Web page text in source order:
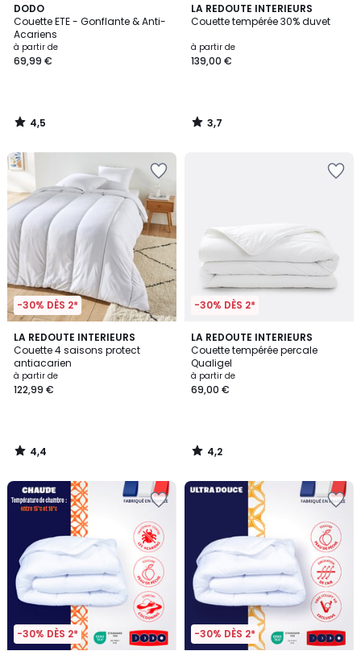
DODO
Couette ETE - Gonflante & Anti-
Acariens
à partir de
69,99 €
4,5
/ 5
4,5
/
LA REDOUTE INTERIEURS
Couette tempérée 30% duvet
à partir de
139,00 €
3,7
/ 5
3,7
/
-30% DÈS 2*
LA REDOUTE INTERIEURS
Couette 4 saisons protect
antiacarien
à partir de
122,99 €
4,4
/ 5
4,4
/
-30% DÈS 2*
LA REDOUTE INTERIEURS
Couette tempérée percale
Qualigel
à partir de
69,00 €
4,2
/ 5
4,2
/
-30% DÈS 2* -30% DÈS 2*